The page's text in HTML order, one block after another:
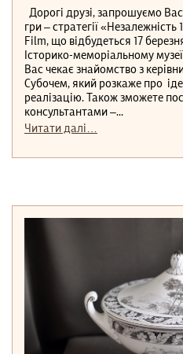
Дорогі друзі, запрошуємо
гри – стратегії «Незалежність
Film, що відбудеться 17
Історико-меморіальному
Вас чекає знайомство з
Субочем, який розкаже про
реалізацію. Також зможете
консультантами –...
Читати далі…